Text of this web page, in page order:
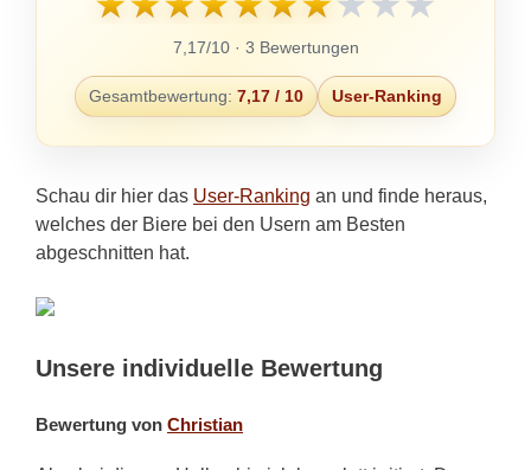
7,17/10 · 3 Bewertungen
Gesamtbewertung: 7,17 / 10 User-Ranking
Schau dir hier das User-Ranking an und finde heraus,
welches der Biere bei den Usern am Besten
abgeschnitten hat.
Unsere individuelle Bewertung
Bewertung von Christian